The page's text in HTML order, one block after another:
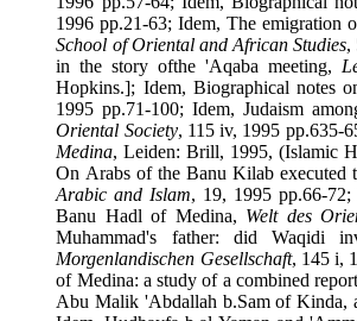
1996 pp.21-63; Idem, The
School of Oriental and African
in the story ofthe 'Aqaba
Hopkins.]; Idem, Biographical
1995 pp.71-100; Idem, Judaism
Oriental Society, 115 iv, 1995
Medina, Leiden: Brill, 1995,
On Arabs of the Banu Kilab
Arabic and Islam, 19, 1995 pp.66-
Banu Hadl of Medina,Welt des
Muhammad's father: did
Morgenlandischen Gesellschaft, 145
of Medina: a study of a combined
Abu Malik 'Abdallah b.Sam of